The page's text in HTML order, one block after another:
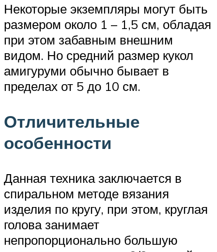
Некоторые экземпляры могут быть
размером около 1 – 1,5 см, обладая
при этом забавным внешним
видом. Но средний размер кукол
амигуруми обычно бывает в
пределах от 5 до 10 см.
Отличительные
особенности
Данная техника заключается в
спиральном методе вязания
изделия по кругу, при этом, круглая
голова занимает
непропорционально большую